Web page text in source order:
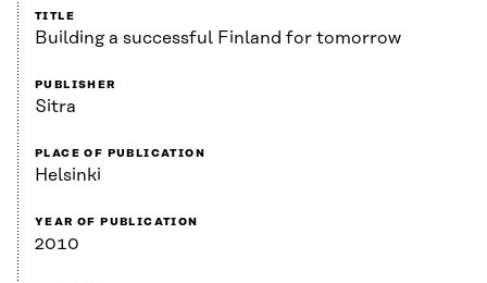
TITLE
Building a successful Finland for tomorrow
PUBLISHER
Sitra
PLACE OF PUBLICATION
Helsinki
YEAR OF PUBLICATION
2010